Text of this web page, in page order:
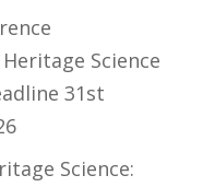
Science
31st
Science: